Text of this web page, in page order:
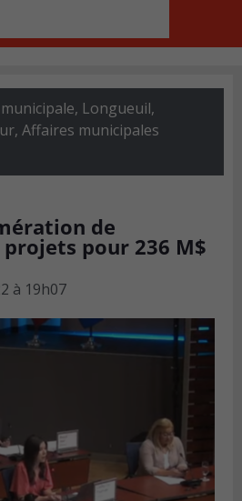
Longueuil,
,Affaires municipales
de
projets pour 236 M$
à 19h07